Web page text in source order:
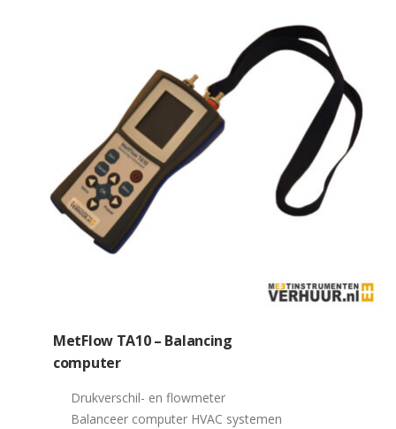
MetFlow TA10 – Balancing
computer
Drukverschil- en flowmeter
Balanceer computer HVAC systemen